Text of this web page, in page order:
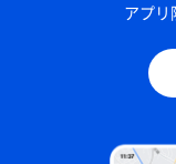
アプリ